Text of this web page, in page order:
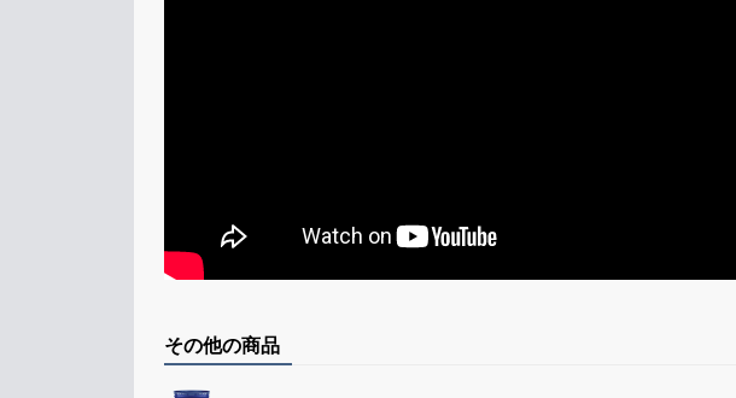
その他の商品